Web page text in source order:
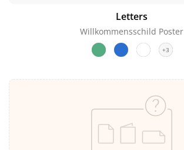
Letters
Willkommensschild Poster
+3